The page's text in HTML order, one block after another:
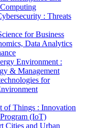
: Threats
for Business
Data Analytics
Environment :
& Management
for
of Things : Innovation
(IoT)
Cities and Urban